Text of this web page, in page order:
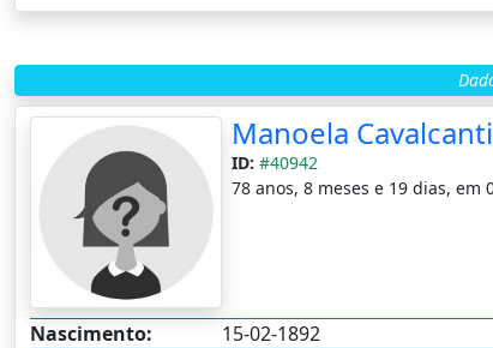
Manoela
ID: #40942
78 anos, 8 meses e 19 dias, em
Nascimento:
15-02-1892